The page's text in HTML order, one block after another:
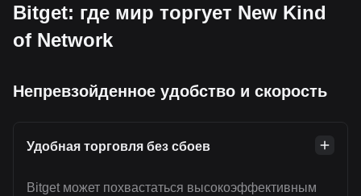
Bitget: где мир торгует New Kind
of Network
Непревзойденное удобство и скорость
Удобная торговля без сбоев
Bitget может похвастаться высокоэффективным